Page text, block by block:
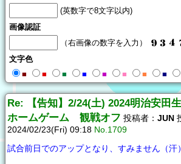
(英数字で8文字以内)
画像認証
（右画像の数字を入力）
文字色
■
■ ■ ■ ■ ■ ■ ■
Re: 【告知】2/24(土) 2024明治安田
ホームゲーム 観戦オフ 投稿者： JUN
2024/02/23(Fri) 09:18 No.1709
試合前日でのアップとなり、すみません（汗）